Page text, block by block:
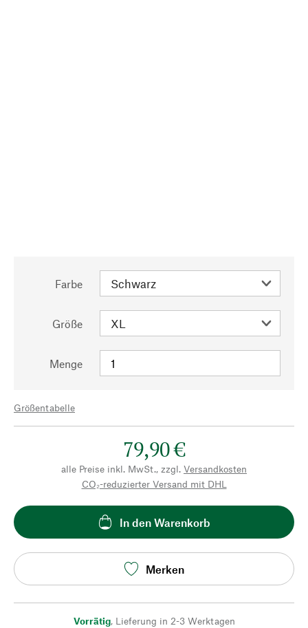
Farbe
Größe
Menge
Größentabelle
79,90 €
alle Preise inkl. MwSt., zzgl. Versandkosten
CO₂-reduzierter Versand mit DHL
In den Warenkorb
Merken
Vorrätig, Lieferung in 2-3 Werktagen